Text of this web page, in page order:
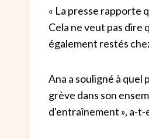
« La presse rapporte
Cela ne veut pas dire
également restés
Ana a souligné à quel
grève dans son
d'entraînement », a-t-